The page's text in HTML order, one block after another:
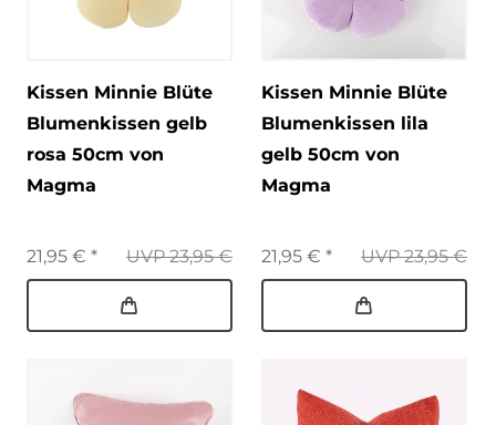
Kissen Minnie Blüte
Blumenkissen gelb
rosa 50cm von
Magma
UVP 23,95 €
21,95 € *
Kissen Minnie Blüte
Blumenkissen lila
gelb 50cm von
Magma
UVP 23,95 €
21,95 € *